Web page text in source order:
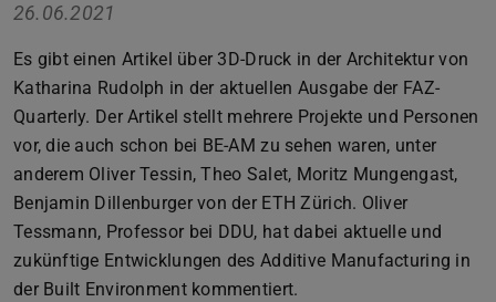
26.06.2021
Es gibt einen Artikel über 3D-Druck in der Architektur von
Katharina Rudolph in der aktuellen Ausgabe der FAZ-
Quarterly. Der Artikel stellt mehrere Projekte und Personen
vor, die auch schon bei BE-AM zu sehen waren, unter
anderem Oliver Tessin, Theo Salet, Moritz Mungengast,
Benjamin Dillenburger von der ETH Zürich. Oliver
Tessmann, Professor bei DDU, hat dabei aktuelle und
zukünftige Entwicklungen des Additive Manufacturing in
der Built Environment kommentiert.